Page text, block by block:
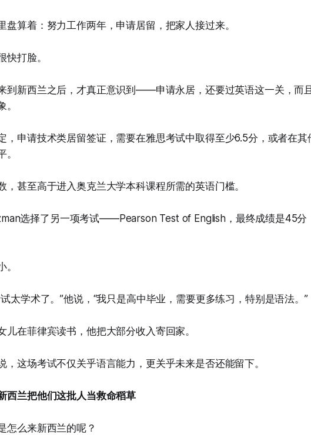
盘算着：努力工作两年，申请居留，把家人接过来。
快打脸。
到新西兰之后，才真正意识到——申请永居，还要过英语这一关，而
。
，申请技术类居留签证，需要在雅思考试中取得至少6.5分，或者在
。
，甚至高于进入奥克兰大学本科课程所需的英语门槛。
选择了另一项考试——Pearson Test of English，最终成绩是45分
。
太学术了。”他说，“我只是高中毕业，需要更多练习，特别是语法。”
儿在菲律宾读书，他把大部分收入寄回家。
，这场考试不仅关乎语言能力，更关乎未来是否还能留下。
西兰把他们这批人当救命稻草
怎么来新西兰的呢？